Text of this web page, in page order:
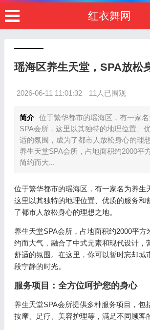
红衣舞网
瑶海区养生天堂，SPA放松
2026-06-11 11:01:32 11人已围观
简介 位于繁华都市的瑶海区，有一家
SPA会所，这里以其独特的地理位置、
适的氛围，成为了都市人放松身心的理想
养生天堂SPA会所，占地面积约2000平
简约而大...
位于繁华都市的瑶海区，有一家名为养生
这里以其独特的地理位置、优质的服务和
了都市人放松身心的理想之地。
养生天堂SPA会所，占地面积约2000平方
约而大气，融合了中式元素和现代设计，
舒适的氛围。在这里，你可以暂时忘却城
段宁静的时光。
服务项目：全方位呵护您的身心
养生天堂SPA会所提供多种服务项目，包
按摩、足疗、美容护理等，满足不同顾客